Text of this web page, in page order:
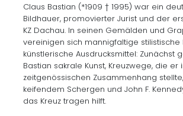
Claus Bastian (*1909 † 1995) war ein
Bildhauer, promovierter Jurist und der
KZ Dachau. In seinen Gemälden und
vereinigen sich mannigfaltige stilistische
künstlerische Ausdrucksmittel: Zunächst
Bastian sakrale Kunst, Kreuzwege, die er
zeitgenössischen Zusammenhang
keifendem Schergen und John F.
das Kreuz tragen hilft.